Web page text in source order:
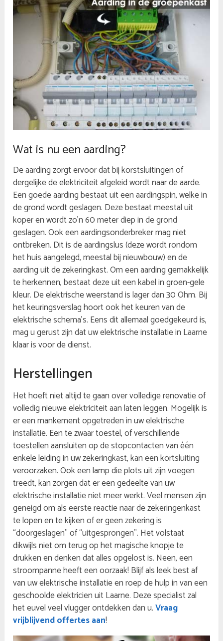
Wat is nu een aarding?
De aarding zorgt ervoor dat bij korstsluitingen of
dergelijke de elektriciteit afgeleid wordt naar de aarde.
Een goede aarding bestaat uit een aardingspin, welke in
de grond wordt geslagen. Deze bestaat meestal uit
koper en wordt zo’n 60 meter diep in de grond
geslagen. Ook een aardingsonderbreker mag niet
ontbreken. Dit is de aardingslus (deze wordt rondom
het huis aangelegd, meestal bij nieuwbouw) en de
aarding uit de zekeringkast. Om een aarding gemakkelijk
te herkennen, bestaat deze uit een kabel in groen-gele
kleur. De elektrische weerstand is lager dan 30 Ohm. Bij
het keuringsverslag hoort ook het keuren van de
elektrische schema’s. Eens dit allemaal goedgekeurd is,
mag u gerust zijn dat uw elektrische installatie in Laarne
klaar is voor de dienst.
Herstellingen
Het hoeft niet altijd te gaan over volledige renovatie of
volledig nieuwe elektriciteit aan laten leggen. Mogelijk is
er een mankement opgetreden in uw elektrische
installatie. Een te zwaar toestel, of verschillende
toestellen aansluiten op de stopcontacten van één
enkele leiding in uw zekeringkast, kan een kortsluiting
veroorzaken. Ook een lamp die plots uit zijn voegen
treedt, kan zorgen dat er een gedeelte van uw
elektrische installatie niet meer werkt. Veel mensen zijn
geneigd om als eerste reactie naar de zekeringenkast
te lopen en te kijken of er geen zekering is
“doorgeslagen” of “uitgesprongen”. Het volstaat
dikwijls niet om terug op het magische knopje te
drukken en denken dat alles opgelost is. Neen, een
stroompanne heeft een oorzaak! Blijf als leek best af
van uw elektrische installatie en roep de hulp in van een
geschoolde elektricien uit Laarne. Deze specialist zal
het euvel veel vlugger ontdekken dan u.Vraag
vrijblijvend offertes aan!